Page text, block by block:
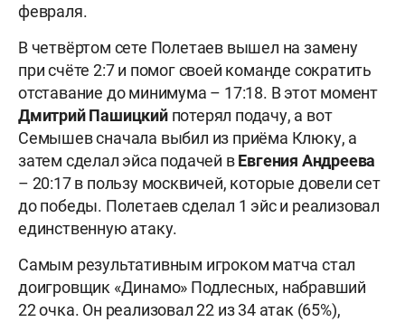
февраля.
В четвёртом сете Полетаев вышел на замену
при счёте 2:7 и помог своей команде сократить
отставание до минимума – 17:18. В этот момент
Дмитрий Пашицкийпотерял подачу, а вот
Семышев сначала выбил из приёма Клюку, а
затем сделал эйса подачей вЕвгения Андреева
– 20:17 в пользу москвичей, которые довели сет
до победы. Полетаев сделал 1 эйс и реализовал
единственную атаку.
Самым результативным игроком матча стал
доигровщик «Динамо» Подлесных, набравший
22 очка. Он реализовал 22 из 34 атак (65%),